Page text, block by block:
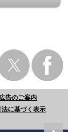
広告のご案内
に基づく表示